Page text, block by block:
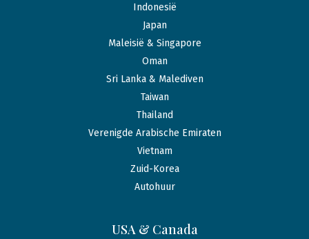
Indonesië
Japan
Maleisië & Singapore
Oman
Sri Lanka & Malediven
Taiwan
Thailand
Verenigde Arabische Emiraten
Vietnam
Zuid-Korea
Autohuur
USA & Canada